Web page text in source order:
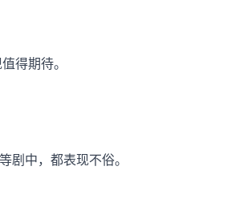
得期待。
剧中，都表现不俗。